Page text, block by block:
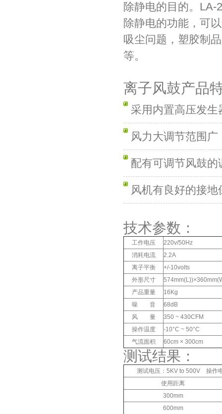
除静电的目的。LA-
除静电的功能，可
吸尘问题，塑胶制
等。
离子风鼓产品
采用内置高压发
风力大调节范围
配有可调节风鼓
风机有良好的接
技术参数：
工作电压
220v/50Hz
消耗电流
2.2A
离子平衡
+/-10volts
外形尺寸
产品重量
16Kg
噪 音
68dB
风 量
350 ~ 430CFM
操作温度
-10°C ~ 50°C
气流面积
60cm × 300cm
测试结果：
测试电压：5KV to 500V 操
使用距离
300mm
600mm